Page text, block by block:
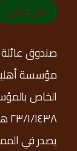
من نحن
صندوق
مؤسسة
يصدر في